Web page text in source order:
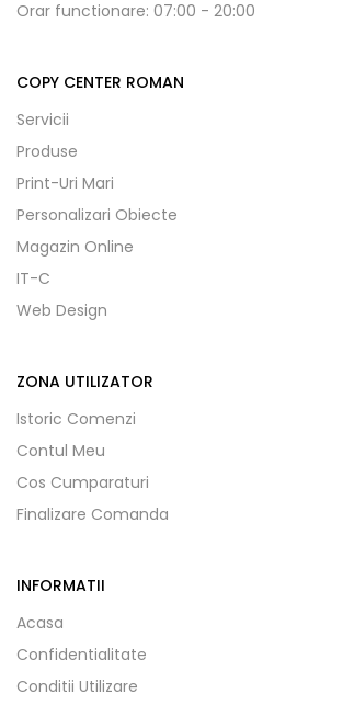
Orar functionare: 07:00 - 20:00
COPY CENTER ROMAN
Servicii
Produse
Print-Uri Mari
Personalizari Obiecte
Magazin Online
IT-C
Web Design
ZONA UTILIZATOR
Istoric Comenzi
Contul Meu
Cos Cumparaturi
Finalizare Comanda
INFORMATII
Acasa
Confidentialitate
Conditii Utilizare